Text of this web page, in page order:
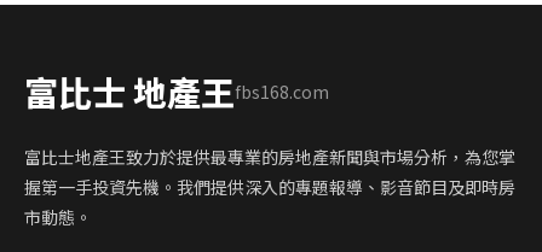
富比士 地產王fbs168.com
富比士地產王致力於提供最專業的房地產新聞與市場分析，為您掌
握第一手投資先機。我們提供深入的專題報導、影音節目及即時房
市動態。